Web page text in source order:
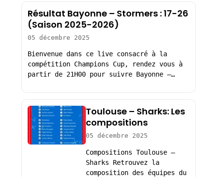
Résultat Bayonne – Stormers : 17-26
(Saison 2025-2026)
05 décembre 2025
Bienvenue dans ce live consacré à la
compétition Champions Cup, rendez vous à
partir de 21H00 pour suivre Bayonne –…
Toulouse – Sharks: Les
compositions
05 décembre 2025
Compositions Toulouse –
Sharks Retrouvez la
composition des équipes du